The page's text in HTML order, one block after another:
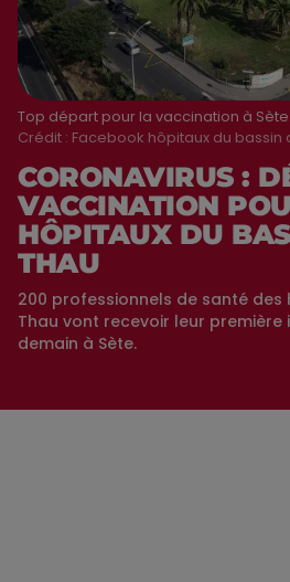
Top départ pour la vaccination à Sète.
Crédit : Facebook hôpitaux du bassin
CORONAVIRUS :
VACCINATION
HÔPITAUX DU
THAU
200 professionnels de santé
Thau vont recevoir leur première
demain à Sète.